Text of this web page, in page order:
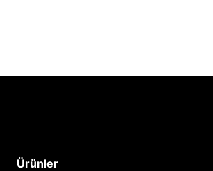
Ürünler